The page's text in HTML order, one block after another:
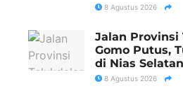
8 Agustus 2026
Jalan Provinsi
Gomo Putus,
di Nias
8 Agustus 2026